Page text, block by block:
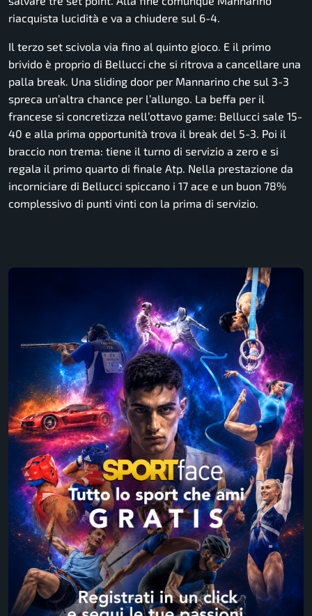
riacquista lucidità e va a chiudere sul 6-4.
Il terzo set scivola via fino al quinto gioco. E il primo
brivido è proprio di Bellucci che si ritrova a cancellare una
palla break. Una sliding door per Mannarino che sul 3-3
spreca un’altra chance per l’allungo. La beffa per il
francese si concretizza nell’ottavo game: Bellucci sale 15-
40 e alla prima opportunità trova il break del 5-3. Poi il
braccio non trema: tiene il turno di servizio a zero e si
regala il primo quarto di finale Atp. Nella prestazione da
incorniciare di Bellucci spiccano i 17 ace e un buon 78%
complessivo di punti vinti con la prima di servizio.